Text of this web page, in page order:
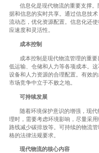
信息化是现代物流的重要支撑
据和信息的实时共享。通过信息技
流动态，优化资源配置。信息化还
应速度和灵活性。
成本控制
成本控制是现代物流管理的重
低运输、仓储和人力等各项成本。
设备和人力资源的合理配置。有效
市场竞争中立于不败之地。
可持续发展
随着环境保护意识的增强，现
理时，需要考虑环境影响，尽量采
路线减少碳排放等。可持续的物流
格的法律法规要求。
现代物流的核心内容